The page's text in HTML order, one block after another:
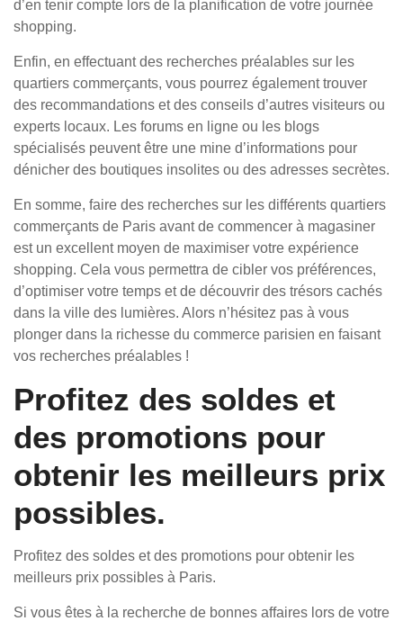
d’en tenir compte lors de la planification de votre journée
shopping.
Enfin, en effectuant des recherches préalables sur les
quartiers commerçants, vous pourrez également trouver
des recommandations et des conseils d’autres visiteurs ou
experts locaux. Les forums en ligne ou les blogs
spécialisés peuvent être une mine d’informations pour
dénicher des boutiques insolites ou des adresses secrètes.
En somme, faire des recherches sur les différents quartiers
commerçants de Paris avant de commencer à magasiner
est un excellent moyen de maximiser votre expérience
shopping. Cela vous permettra de cibler vos préférences,
d’optimiser votre temps et de découvrir des trésors cachés
dans la ville des lumières. Alors n’hésitez pas à vous
plonger dans la richesse du commerce parisien en faisant
vos recherches préalables !
Profitez des soldes et
des promotions pour
obtenir les meilleurs prix
possibles.
Profitez des soldes et des promotions pour obtenir les
meilleurs prix possibles à Paris.
Si vous êtes à la recherche de bonnes affaires lors de votre